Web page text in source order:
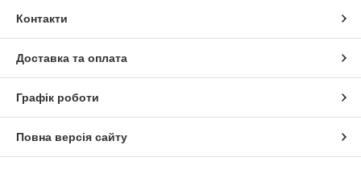
Контакти
Доставка та оплата
Графік роботи
Повна версія сайту